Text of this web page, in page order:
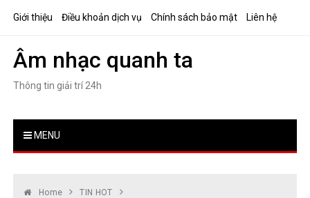
Giới thiệu Điều khoản dịch vụ Chính sách bảo mật Liên hệ
Âm nhạc quanh ta
Thông tin giải trí 24h
MENU
Home
TIN HOT